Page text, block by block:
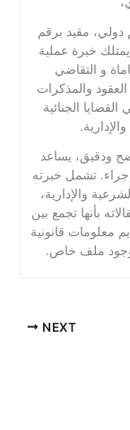
مقيد برقم
منذ 29/01/1992، ويمتلك خبرة عملية
المحاماة و التقاضي
والمذكرات
الجنائية
ودقيق، يساعد
تشمل خبرته
والإدارية،
بأنها تجمع بين
معلومات قانونية
وجود ملف خاص.
NEXT